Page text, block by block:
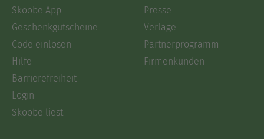
Skoobe App
Geschenkgutscheine
Code einlösen
Hilfe
Barrierefreiheit
Login
Skoobe liest
Presse
Verlage
Partnerprogramm
Firmenkunden